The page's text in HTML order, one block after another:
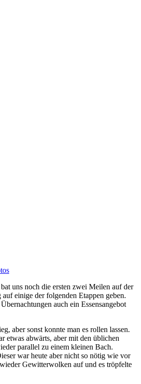
uns noch die ersten zwei Meilen auf der
einige der folgenden Etappen geben.
auch ein Essensangebot
aber sonst konnte man es rollen lassen.
etwas abwärts, aber mit den üblichen
parallel zu einem kleinen Bach.
war heute aber nicht so nötig wie vor
Gewitterwolken auf und es tröpfelte